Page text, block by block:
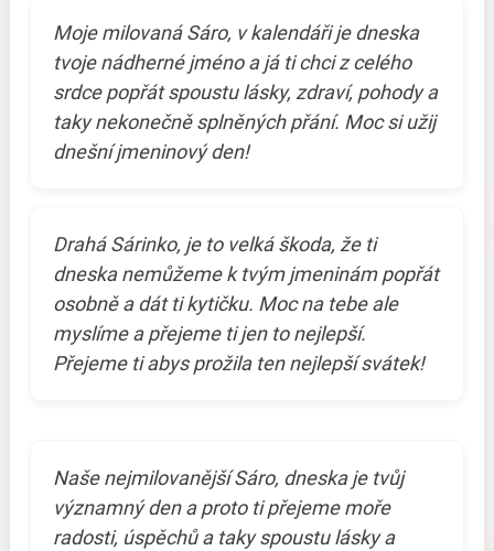
Moje milovaná Sáro, v kalendáři je dneska
tvoje nádherné jméno a já ti chci z celého
srdce popřát spoustu lásky, zdraví, pohody a
taky nekonečně splněných přání. Moc si užij
dnešní jmeninový den!
Drahá Sárinko, je to velká škoda, že ti
dneska nemůžeme k tvým jmeninám popřát
osobně a dát ti kytičku. Moc na tebe ale
myslíme a přejeme ti jen to nejlepší.
Přejeme ti abys prožila ten nejlepší svátek!
Naše nejmilovanější Sáro, dneska je tvůj
významný den a proto ti přejeme moře
radosti, úspěchů a taky spoustu lásky a